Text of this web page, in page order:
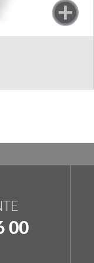
00